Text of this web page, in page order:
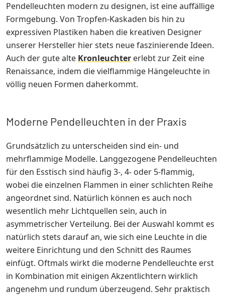
Pendelleuchten modern zu designen, ist eine auffällige
Formgebung. Von Tropfen-Kaskaden bis hin zu
expressiven Plastiken haben die kreativen Designer
unserer Hersteller hier stets neue faszinierende Ideen.
Auch der gute alte Kronleuchter erlebt zur Zeit eine
Renaissance, indem die vielflammige Hängeleuchte in
völlig neuen Formen daherkommt.
Moderne Pendelleuchten in der Praxis
Grundsätzlich zu unterscheiden sind ein- und
mehrflammige Modelle. Langgezogene Pendelleuchten
für den Esstisch sind häufig 3-, 4- oder 5-flammig,
wobei die einzelnen Flammen in einer schlichten Reihe
angeordnet sind. Natürlich können es auch noch
wesentlich mehr Lichtquellen sein, auch in
asymmetrischer Verteilung. Bei der Auswahl kommt es
natürlich stets darauf an, wie sich eine Leuchte in die
weitere Einrichtung und den Schnitt des Raumes
einfügt. Oftmals wirkt die moderne Pendelleuchte erst
in Kombination mit einigen Akzentlichtern wirklich
angenehm und rundum überzeugend. Sehr praktisch